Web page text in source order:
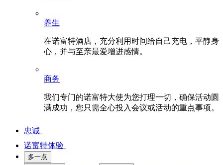
养生
在诺富特酒店，充分利用时间给自己充电，平静身
心，并与至亲最爱增进感情。
商务
我们专门的诺富特大使为您打理一切，确保活动圆
满成功，您只需全心投入会议或活动的重点事项。
忠诚
诺富特体验
多一点